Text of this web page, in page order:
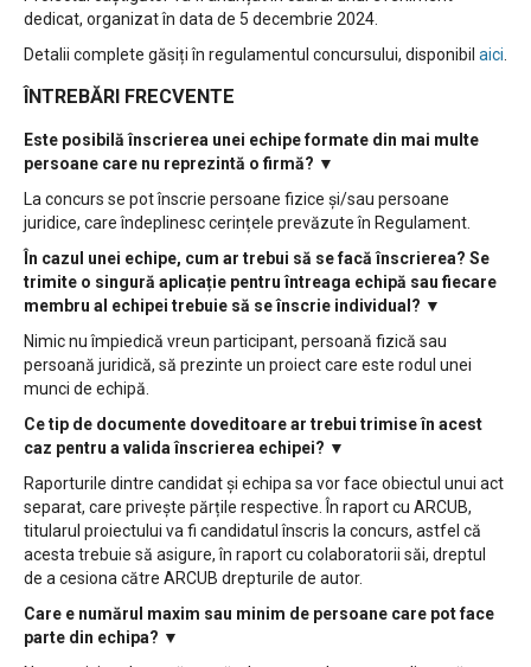
dedicat, organizat în data de 5 decembrie 2024.
Detalii complete găsiți în regulamentul concursului, disponibil aici
ÎNTREBĂRI FRECVENTE
Este posibilă înscrierea unei echipe formate din mai multe
persoane care nu reprezintă o firmă? ▼
La concurs se pot înscrie persoane fizice și/sau persoane
juridice, care îndeplinesc cerințele prevăzute în Regulament.
În cazul unei echipe, cum ar trebui să se facă înscrierea? Se
trimite o singură aplicație pentru întreaga echipă sau fiecare
membru al echipei trebuie să se înscrie individual? ▼
Nimic nu împiedică vreun participant, persoană fizică sau
persoană juridică, să prezinte un proiect care este rodul unei
munci de echipă.
Ce tip de documente doveditoare ar trebui trimise în acest
caz pentru a valida înscrierea echipei? ▼
Raporturile dintre candidat și echipa sa vor face obiectul unui act
separat, care privește părțile respective. În raport cu ARCUB,
titularul proiectului va fi candidatul înscris la concurs, astfel că
acesta trebuie să asigure, în raport cu colaboratorii săi, dreptul
de a cesiona către ARCUB drepturile de autor.
Care e numărul maxim sau minim de persoane care pot face
parte din echipa? ▼